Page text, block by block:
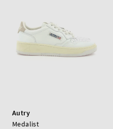
Autry
Medalist